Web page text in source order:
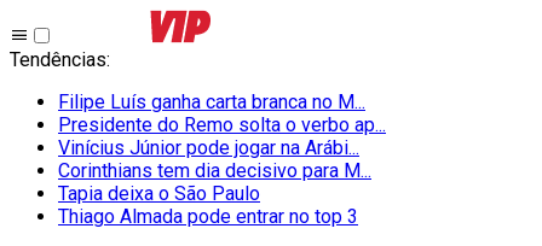
Tendências:
Filipe Luís ganha carta branca no M...
Presidente do Remo solta o verbo ap...
Vinícius Júnior pode jogar na Arábi...
Corinthians tem dia decisivo para M...
Tapia deixa o São Paulo
Thiago Almada pode entrar no top 3